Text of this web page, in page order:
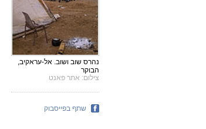
נהרס שוב ושוב. אל-עראקיב,
הבוקר
צילום: אתר פאנט
שתף בפייסבוק